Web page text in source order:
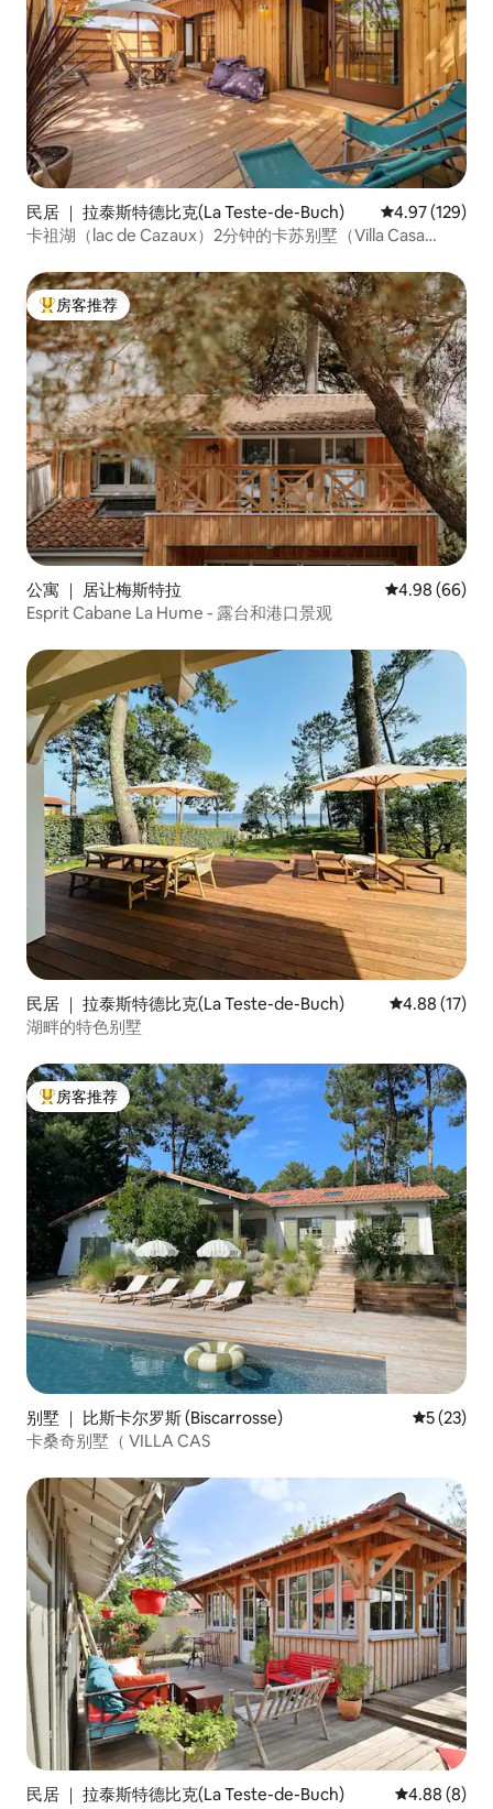
民居 ｜ 拉泰斯特德比克(La Teste-de-Buch) 平均评分 4.97
4.97 (129)
卡祖湖（lac de Cazaux）2分钟的卡苏别墅（Villa Casa
热门「房客推荐」
房客推荐
公寓 ｜ 居让梅斯特拉 平均评分 4.98
4.98 (66)
Esprit Cabane La Hume - 露台和港口景观
民居 ｜ 拉泰斯特德比克(La Teste-de-Buch) 平均评分
4.88 (17)
湖畔的特色别墅
热门「房客推荐」
房客推荐
别墅 ｜ 比斯卡尔罗斯 (Biscarrosse) 平均评分
5 (23)
卡桑奇别墅（ VILLA CAS
民居 ｜ 拉泰斯特德比克(La Teste-de-Buch) 平均评分
4.88 (8)